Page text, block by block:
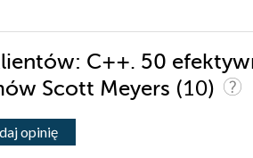
C++. 50
Scott Meyers (10)
opinię